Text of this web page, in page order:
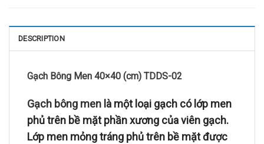
DESCRIPTION
Gạch Bông Men 40×40 (cm) TDDS-02
Gạch bông men là một loại gạch có lớp men
phủ trên bề mặt phần xương của viên gạch.
Lớp men mỏng tráng phủ trên bề mặt được